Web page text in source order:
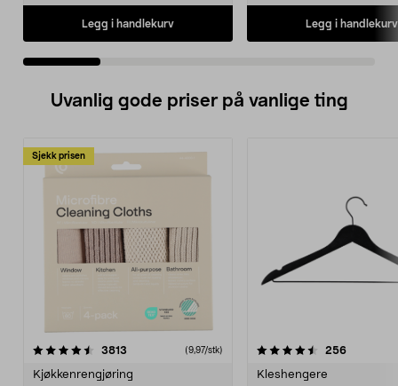
Legg i handlekurv Legg i handlekurv
Uvanlig gode priser på vanlige ting
Sjekk prisen
3813 anmeldelser(9,97/stk)
Kjøkkenrengjøring
4.5av 5 stjerner 256
Kleshengere
4.5av 5 stjerner